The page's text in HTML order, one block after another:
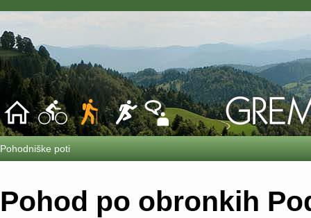
Pohodniške poti
Pohod po obronkih